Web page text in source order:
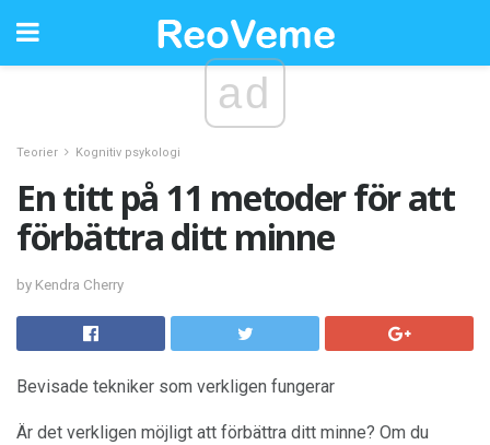
ad
Teorier Kognitiv psykologi
En titt på 11 metoder för att
förbättra ditt minne
by Kendra Cherry
Bevisade tekniker som verkligen fungerar
Är det verkligen möjligt att förbättra ditt minne? Om du